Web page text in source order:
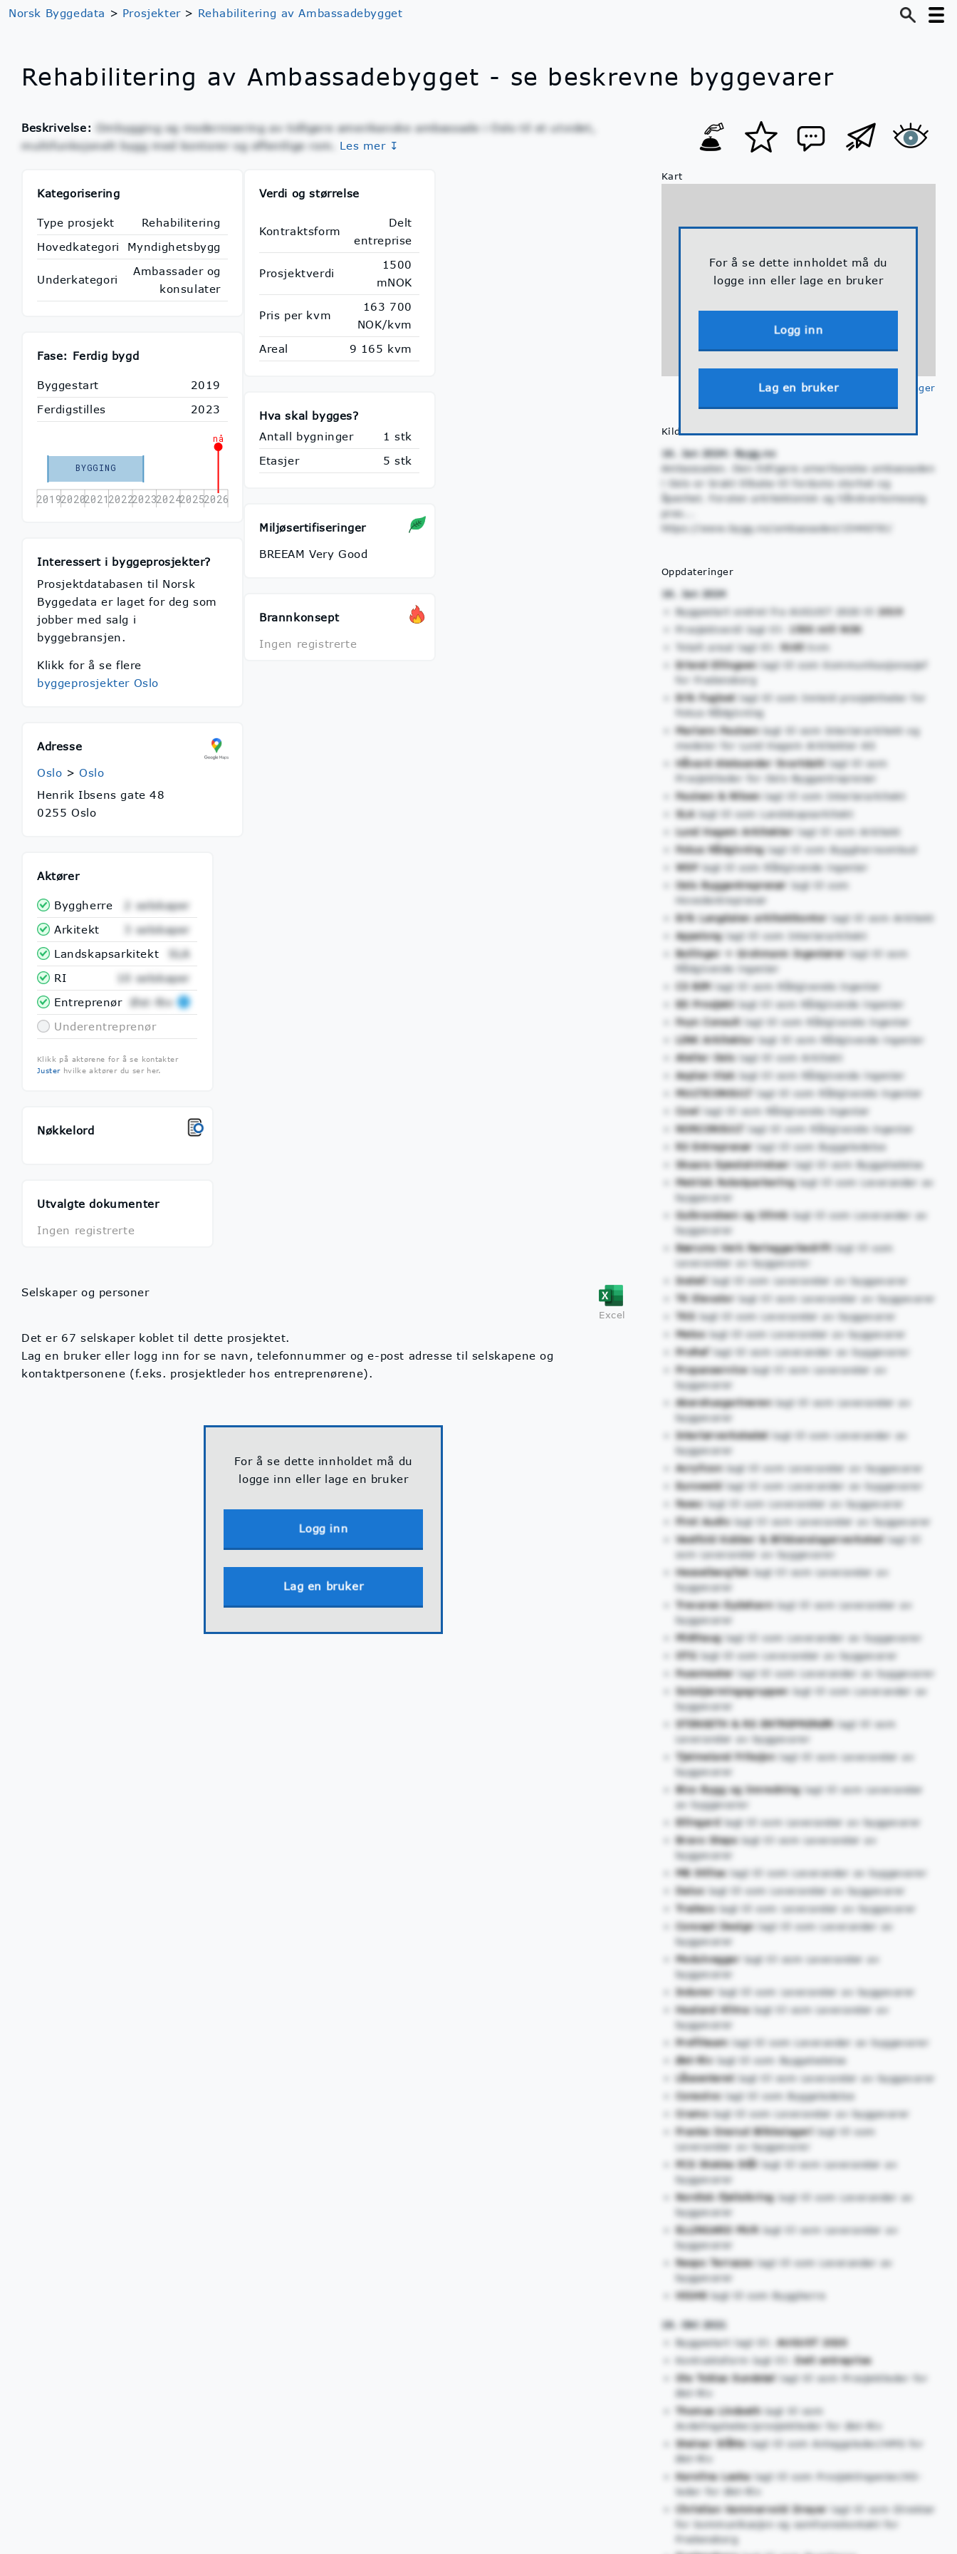
Norsk Byggedata > Prosjekter> Rehabilitering av Ambassadebygget
Rehabilitering av Ambassadebygget - se beskrevne byggevarer
Beskrivelse:
Ombygging og modernisering av tidligere amerikanske ambassade i Oslo til et utvidet,
multifunksjonelt bygg med kontorer og offentlige rom.
Les mer ↧
Kategorisering
Type prosjekt
Rehabilitering
Hovedkategori
Myndighetsbygg
Underkategori
Ambassader og
konsulater
Fase: Ferdig bygd
Byggestart
2019
Ferdigstilles
2023
BYGGING
nå
20192020202120222023202420252026
Interessert i byggeprosjekter?
Prosjektdatabasen til Norsk
Byggedata er laget for deg som
jobber med salg i
byggebransjen.
Klikk for å se flere
byggeprosjekter Oslo
Adresse
Oslo >Oslo
Henrik Ibsens gate 48
0255 Oslo
Verdi og størrelse
Kontraktsform
Delt
entreprise
Prosjektverdi
1500
mNOK
Pris per kvm
163 700
NOK/kvm
Areal
9 165 kvm
Hva skal bygges?
Antall bygninger
1 stk
Etasjer
5 stk
Miljøsertifiseringer
BREEAM Very Good
Brannkonsept
Ingen registrerte
Aktører
Byggherre
2 selskaper
Arkitekt
3 selskaper
Landskapsarkitekt
SLA
RI
10 selskaper
Entreprenør
Øst-Riv
Underentreprenør
Klikk på aktørene for å se kontakter
Justerhvilke aktører du ser her.
Nøkkelord
Utvalgte dokumenter
Ingen registrerte
Selskaper og personer
Excel
Det er 67 selskaper koblet til dette prosjektet.
Lag en bruker eller logg inn for se navn, telefonnummer og e-post adresse til selskapene og
kontaktpersonene (f.eks. prosjektleder hos entreprenørene).
For å se dette innholdet må du
logge inn eller lage en bruker
Logg inn
Lag en bruker
Kart
For å se dette innholdet må du
logge inn eller lage en bruker
Logg inn
Lag en bruker
Klikk for å se tegnforklaringer
Kilder
16. Jan 2024: Bygg.no
Ambassaden. Den tidligere amerikanske ambassaden
i Oslo er brakt tilbake til fordums storhet og
åpenhet. Foruten arkitektonisk og håndverksmessig
pres...
https://www.bygg.no/ambassaden/1544070!/
Oppdateringer
16. Jan 2024
Byggestart endret fra AUGUST 2020 til
2019
Prosjektverdi lagt til:
1500 mill NOK
Totalt areal lagt til:
9165 kvm
Erlend Ellingsen lagt til som Kommunikasjonssjef
for Fredensborg
Erik Fuglset lagt til som Innleid prosjektleder for
Fokus Rådgivning
Mariann Paulsen lagt til som Interiørarkitekt og
medeier for Lund Hagem Arkitekter AS
Håvard Aleksander Svartdahl lagt til som
Prosjektleder for Oslo Byggentreprenør
Paulsen & Nilsen lagt til som Interiørarkitekt
SLAlagt til som Landskapsarkitekt
Lund Hagem Arkitekter
lagt til som Arkitekt
Fokus Rådgivninglagt til som Byggherreombud
WSP
lagt til som Rådgivende ingeniør
Oslo Byggentreprenør
lagt til som
Hovedentreprenør
Erik Langdalen arkitektkontor
lagt til som Arkitekt
Appelonglagt til som Interiørarkitekt
Bollinger + Grohmann Ingeniører
lagt til som
Rådgivende ingeniør
C3 BIM
lagt til som Rådgivende ingeniør
ED Prosjekt
lagt til som Rådgivende ingeniør
Foyn Consult
lagt til som Rådgivende ingeniør
LINK Arkitektur
lagt til som Rådgivende ingeniør
Atelier Oslo lagt til som Arkitekt
Asplan Viak lagt til som Rådgivende ingeniør
MULTICONSULT
lagt til som Rådgivende ingeniør
Cowi
lagt til som Rådgivende ingeniør
NORCONSULT
lagt til som Rådgivende ingeniør
R3 Entreprenør
lagt til som Byggeledelse
Skaara Spesialvinduer
lagt til som Byggeledelse
Metrisk Robotparkeringlagt til som Leverandør av
byggevarer
Gulbrandsen og Olimb lagt til som Leverandør av
byggevarer
Bærums Verk Rørleggerbedrift
lagt til som
Leverandør av byggevarer
Instell
lagt til som Leverandør av byggevarer
TK Elevator
lagt til som Leverandør av byggevarer
TKS lagt til som Leverandør av byggevarer
Metoslagt til som Leverandør av byggevarer
ProRef
lagt til som Leverandør av byggevarer
Propanservicelagt til som Leverandør av
byggevarer
Akershusgartneren lagt til som Leverandør av
byggevarer
Interiørverkstedet lagt til som Leverandør av
byggevarer
Acrylicon lagt til som Leverandør av byggevarer
Euroweld lagt til som Leverandør av byggevarer
Fasec lagt til som Leverandør av byggevarer
First Audio lagt til som Leverandør av byggevarer
Vestfold Kobber & Blikkenslagerverksted lagt til
som Leverandør av byggevarer
HesselbergTak lagt til som Leverandør av
byggevarer
Trevaren Eydehavn lagt til som Leverandør av
byggevarer
Midthauglagt til som Leverandør av byggevarer
OTG lagt til som Leverandør av byggevarer
Pussmester
lagt til som Leverandør av byggevarer
Solskjermingsgruppen lagt til som Leverandør av
byggevarer
STENSETH & RS ENTREPRENØR lagt til som
Leverandør av byggevarer
Tjelmeland Friksjon lagt til som Leverandør av
byggevarer
Bico Bygg og Innredninglagt til som Leverandør
av byggevarer
Ellingard lagt til som Leverandør av byggevarer
Bravo Stepslagt til som Leverandør av
byggevarer
MB Stillaslagt til som Leverandør av byggevarer
Dalux lagt til som Leverandør av byggevarer
Tradeco lagt til som Leverandør av byggevarer
Concept Design lagt til som Leverandør av
byggevarer
Modulvegger
lagt til som Leverandør av
byggevarer
Indunor
lagt til som Leverandør av byggevarer
Haaland Klimalagt til som Leverandør av
byggevarer
Profilteam
lagt til som Leverandør av byggevarer
Øst-Riv
lagt til som Byggeledelse
Låssenteret lagt til som Leverandør av byggevarer
Consolvo lagt til som Byggeledelse
Cramo lagt til som Leverandør av byggevarer
Franke Onsrud Blikkslageri
lagt til som
Leverandør av byggevarer
PCS Stokke Stål
lagt til som Leverandør av
byggevarer
Nordisk Fjellsikringlagt til som Leverandør av
byggevarer
ELLINGARD MUR lagt til som Leverandør av
byggevarer
Respo Terrazzo lagt til som Leverandør av
byggevarer
HIG48 lagt til som Byggherre
19. Okt 2021
Byggestart lagt til: AUGUST 2020
Kontraktsform lagt til:
Delt entreprise
Ole Tobias Sundstøl
lagt til som Prosjektleder for
Øst-Riv
Thomas Lindseth lagt til som
Avdelingsleder/prosjektleder for Øst-Riv
Steinar Slåtto lagt til som Anleggsleder/HMS for
Øst-Riv
Karolina Laskalagt til som Prosjektingeniør/KS-
leder for Øst-Riv
Christian Vammervold Dreyer
lagt til som Direktør
for kommunikasjon og samfunnskontakt for
Fredensborg